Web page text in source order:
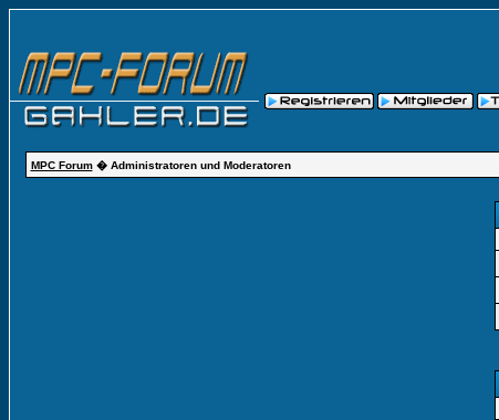
MPC Forum� Administratoren und Moderatoren